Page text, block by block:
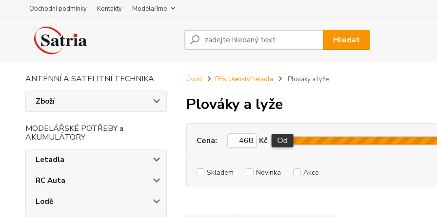
Obchodní podmínky Kontakty Modelaříme
Hledat
ANTÉNNÍ A SATELITNÍ TECHNIKA
Zboží
MODELÁŘSKÉ POTŘEBY a
AKUMULÁTORY
Letadla
RC Auta
Lodě
Úvod Příslušenství letadla Plováky a lyže
Plováky a lyže
Cena: Kč Od
Skladem Novinka Akce